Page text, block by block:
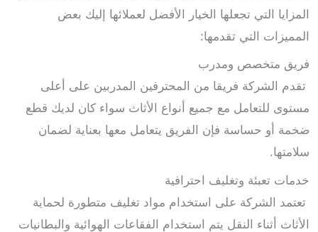
المزايا التي تجعلها الخيار الأفضل لعملائها إليك بعض
المميزات التي تقدمها:
فريق متخصص ومدرب
تقدم الشركة فريقا من المحترفين المدربين على أعلى
مستوى للتعامل مع جميع أنواع الأثاث سواء كان لديك قطع
ضخمة أو حساسة فإن الفريق يتعامل معها بعناية لضمان
سلامتها.
خدمات تعبئة وتغليف احترافية
تعتمد الشركة على استخدام مواد تغليف متطورة لحماية
الأثاث أثناء النقل يتم استخدام الفقاعات الهوائية والبطانيات